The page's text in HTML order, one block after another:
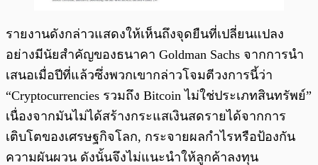
รายงานดังกล่าวแสดงให้เห็นถึงจุดยืนที่เปลี่ยนแปลง
อย่างมีนัยสำคัญของธนาคา Goldman Sachs จากการนำ
เสนอเมื่อปีที่แล้วซึ่งพวกเขากล่าวโจมตีวงการนี้ว่า
“Cryptocurrencies รวมถึง Bitcoin ไม่ใช่ประเภทสินทรัพย์”
เนื่องจากมันไม่ได้สร้างกระแสเงินสดรายได้จากการ
เติบโตของเศรษฐกิจโลก, กระจายผลกำไรหรือป้องกัน
ความผันผวน ดังนั้นจึงไม่แนะนำให้ลูกค้าลงทุน